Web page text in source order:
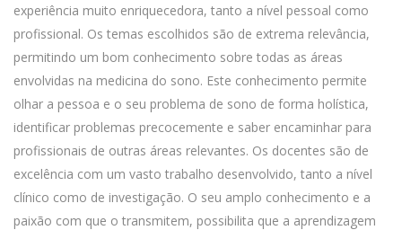
experiência muito enriquecedora, tanto a nível pessoal como
profissional. Os temas escolhidos são de extrema relevância,
permitindo um bom conhecimento sobre todas as áreas
envolvidas na medicina do sono. Este conhecimento permite
olhar a pessoa e o seu problema de sono de forma holística,
identificar problemas precocemente e saber encaminhar para
profissionais de outras áreas relevantes. Os docentes são de
excelência com um vasto trabalho desenvolvido, tanto a nível
clínico como de investigação. O seu amplo conhecimento e a
paixão com que o transmitem, possibilita que a aprendizagem